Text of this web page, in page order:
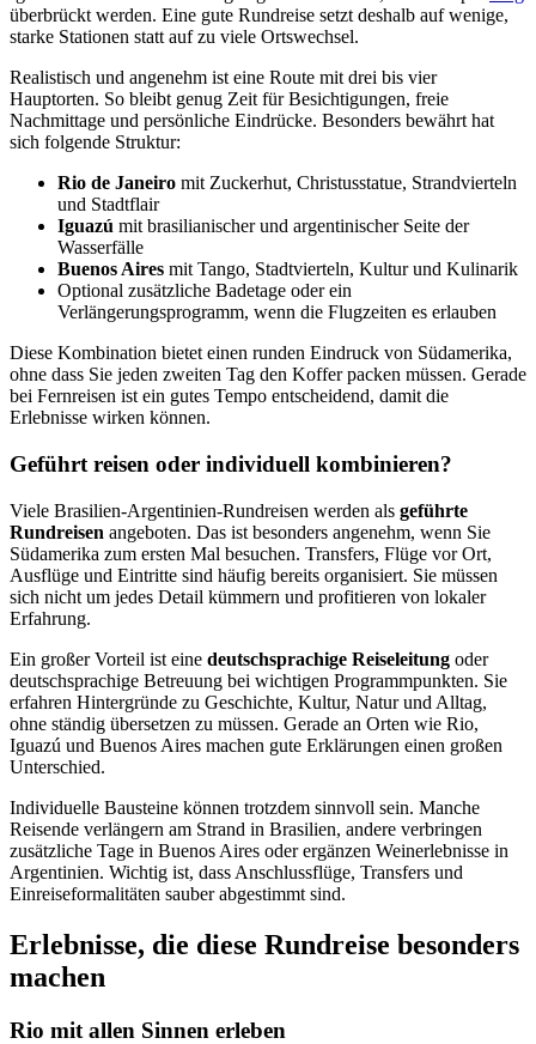
überbrückt werden. Eine gute Rundreise setzt deshalb auf wenige,
starke Stationen statt auf zu viele Ortswechsel.
Realistisch und angenehm ist eine Route mit drei bis vier
Hauptorten. So bleibt genug Zeit für Besichtigungen, freie
Nachmittage und persönliche Eindrücke. Besonders bewährt hat
sich folgende Struktur:
Rio de Janeiro mit Zuckerhut, Christusstatue, Strandvierteln
und Stadtflair
Iguazú mit brasilianischer und argentinischer Seite der
Wasserfälle
Buenos Aires mit Tango, Stadtvierteln, Kultur und Kulinarik
Optional zusätzliche Badetage oder ein
Verlängerungsprogramm, wenn die Flugzeiten es erlauben
Diese Kombination bietet einen runden Eindruck von Südamerika,
ohne dass Sie jeden zweiten Tag den Koffer packen müssen. Gerade
bei Fernreisen ist ein gutes Tempo entscheidend, damit die
Erlebnisse wirken können.
Geführt reisen oder individuell kombinieren?
Viele Brasilien-Argentinien-Rundreisen werden als geführte
Rundreisen angeboten. Das ist besonders angenehm, wenn Sie
Südamerika zum ersten Mal besuchen. Transfers, Flüge vor Ort,
Ausflüge und Eintritte sind häufig bereits organisiert. Sie müssen
sich nicht um jedes Detail kümmern und profitieren von lokaler
Erfahrung.
Ein großer Vorteil ist eine deutschsprachige Reiseleitung oder
deutschsprachige Betreuung bei wichtigen Programmpunkten. Sie
erfahren Hintergründe zu Geschichte, Kultur, Natur und Alltag,
ohne ständig übersetzen zu müssen. Gerade an Orten wie Rio,
Iguazú und Buenos Aires machen gute Erklärungen einen großen
Unterschied.
Individuelle Bausteine können trotzdem sinnvoll sein. Manche
Reisende verlängern am Strand in Brasilien, andere verbringen
zusätzliche Tage in Buenos Aires oder ergänzen Weinerlebnisse in
Argentinien. Wichtig ist, dass Anschlussflüge, Transfers und
Einreiseformalitäten sauber abgestimmt sind.
Erlebnisse, die diese Rundreise besonders
machen
Rio mit allen Sinnen erleben